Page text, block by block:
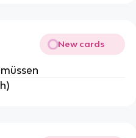
New cards